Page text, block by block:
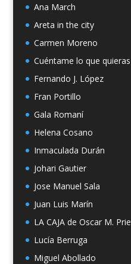
Ana March
Areta in the city
Carmen Moreno
Cuéntame lo que
Fernando J. López
Fran Portillo
Gala Romaní
Helena Cosano
Inmaculada Durán
Johari Gautier
Jose Manuel Sala
Juan Luis Marín
LA CAJA de Oscar M.
Lucía Berruga
Miguel Abollado